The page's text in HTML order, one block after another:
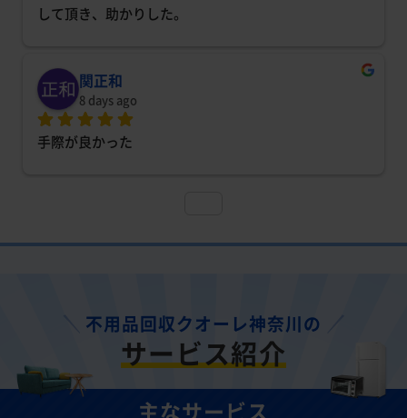
して頂き、助かりした。
関正和
8 days ago
手際が良かった
不用品回収クオーレ神奈川の
サービス紹介
主なサービス